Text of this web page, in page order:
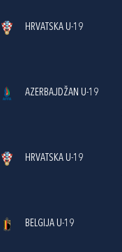
HRVATSKA U-19
AZERBAJDŽAN U-19
HRVATSKA U-19
BELGIJA U-19